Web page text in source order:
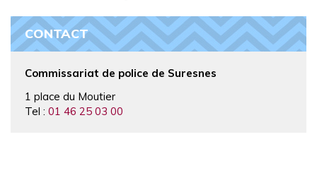
CONTACT
Commissariat de police de Suresnes
1 place du Moutier
Tel : 01 46 25 03 00